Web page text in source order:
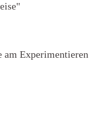
am Experimentieren